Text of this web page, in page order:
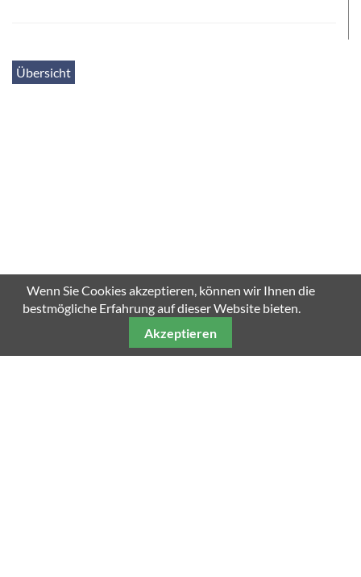
Übersicht
Wenn Sie Cookies akzeptieren, können wir Ihnen die
bestmögliche Erfahrung auf dieser Website bieten.
Akzeptieren